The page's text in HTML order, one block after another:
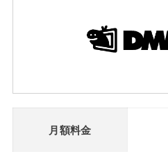
月額料金